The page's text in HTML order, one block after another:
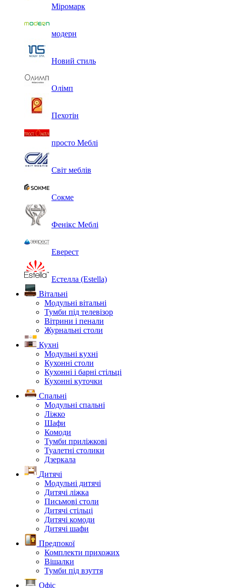
Міромарк
модерн
Новий стиль
Олімп
Пехотін
просто Меблі
Світ меблів
Сокме
Фенікс Меблі
Еверест
Естелла (Estella)
Вітальні
Модульні вітальні
Тумби під телевізор
Вітрини і пенали
Журнальні столи
Кухні
Модульні кухні
Кухонні столи
Кухонні і барні стільці
Кухонні куточки
Спальні
Модульні спальні
Ліжко
Шафи
Комоди
Тумби приліжкові
Туалетні столики
Дзеркала
Дитячі
Модульні дитячі
Дитячі ліжка
Письмові столи
Дитячі стільці
Дитячі комоди
Дитячі шафи
Предпокої
Комплекти прихожих
Вішалки
Тумби під взуття
Офіс